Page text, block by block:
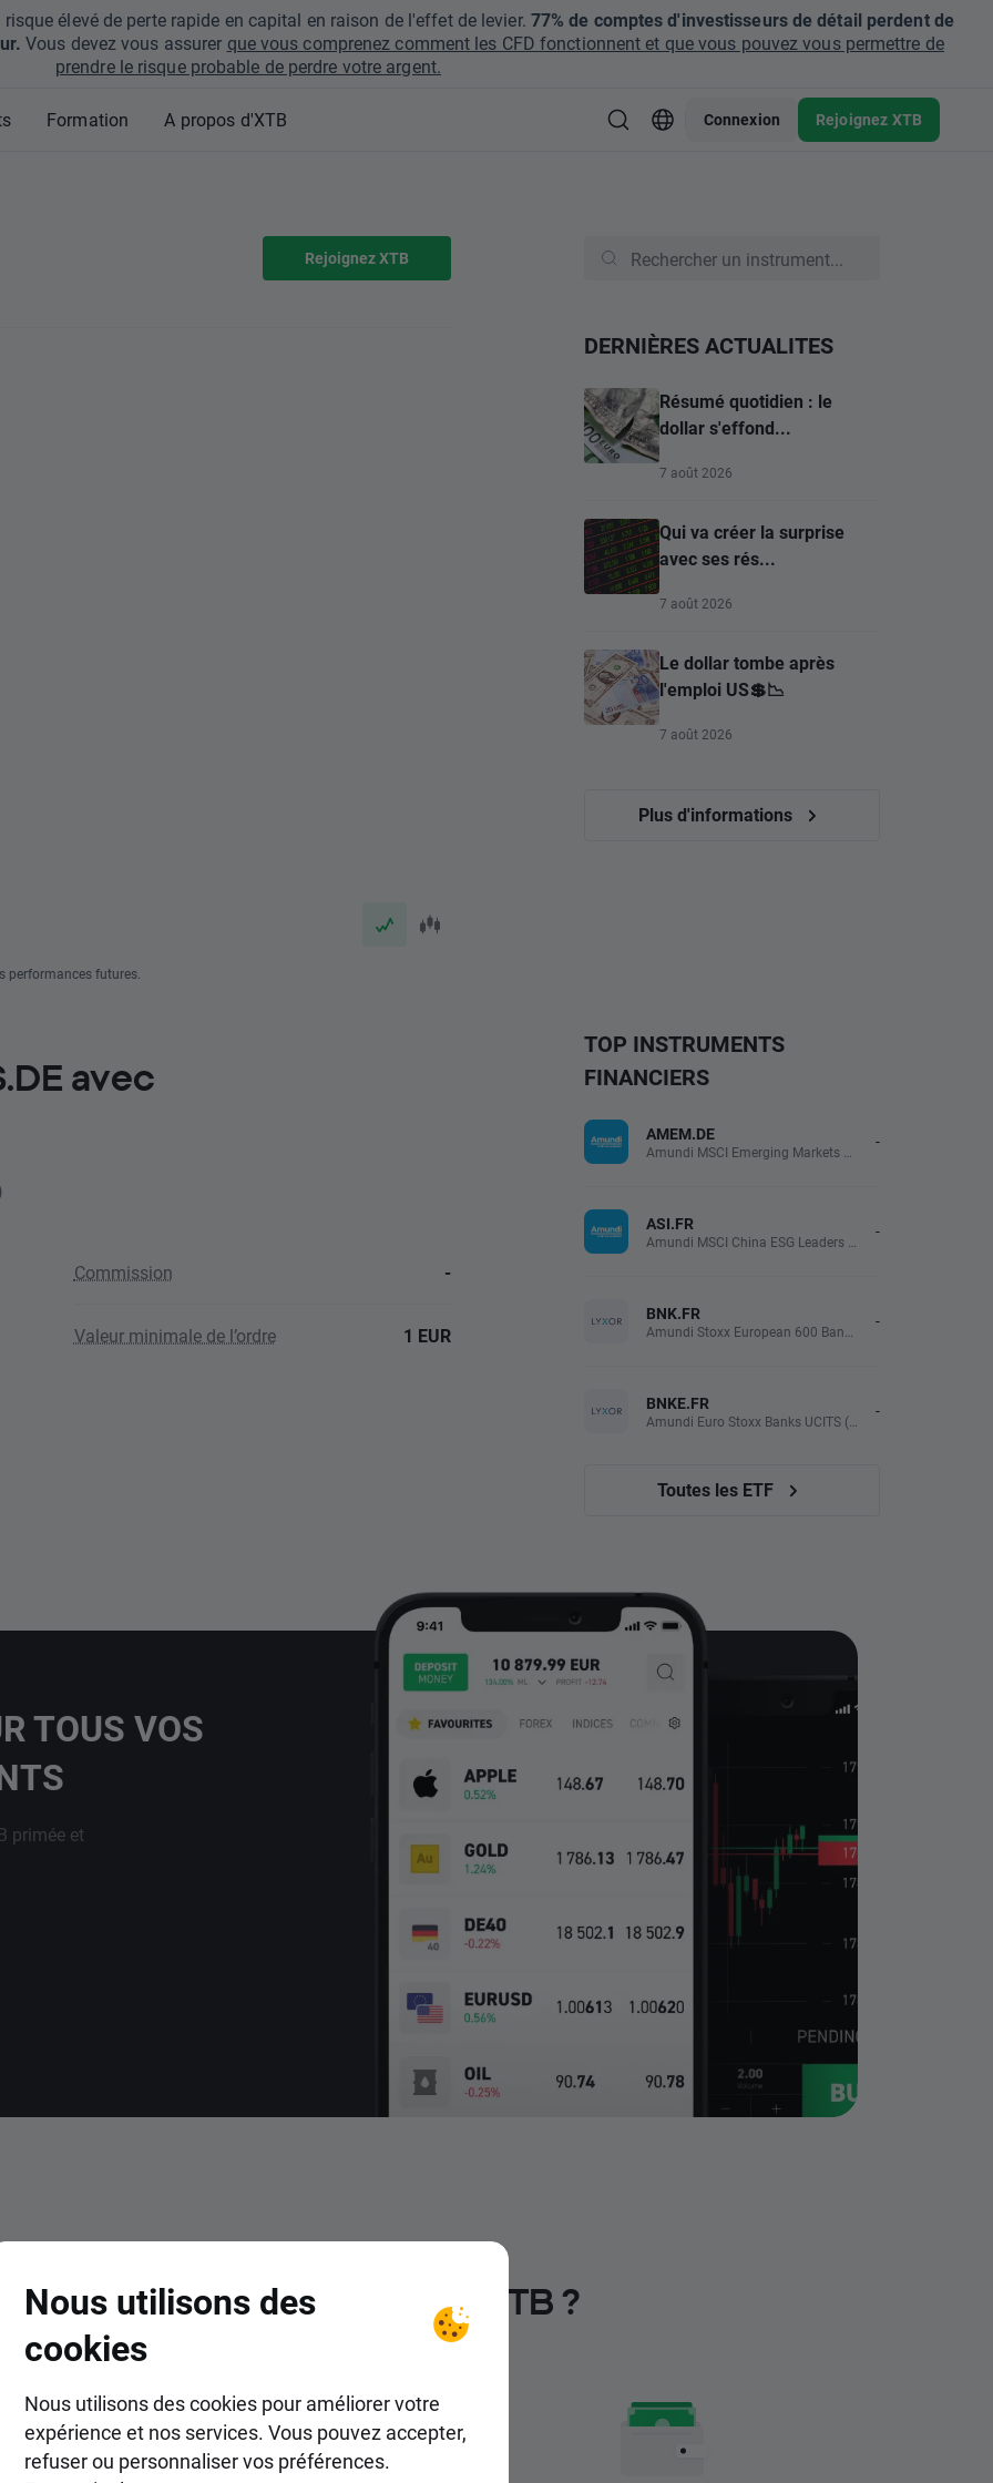
élevé de perte rapide en capital en raison de l'effet de levier. 77% de comptes d'investisseurs de détail perdent de
Vous devez vous assurer que vous comprenez comment les CFD fonctionnent et que vous pouvez vous permettre de
prendre le risque probable de perdre votre argent.
Formation A propos d'XTB Connexion Rejoignez XTB
Rejoignez XTB
performances futures.
DERNIÈRES ACTUALITES
Résumé quotidien : le
dollar s'effond...
7 août 2026
Qui va créer la surprise
avec ses rés...
7 août 2026
Le dollar tombe après
l'emploi US💲📉
7 août 2026
Plus d'informations
avec
Commission -
Valeur minimale de l’ordre 1 EUR
TOP INSTRUMENTS
FINANCIERS
AMEM.DE -
ASI.FR -
BNK.FR -
BNKE.FR -
Toutes les ETF
TOUS VOS
primée et
investir dans ETF chez XTB ?
Nous utilisons des
cookies
Nous utilisons des cookies pour améliorer votre
expérience et nos services. Vous pouvez accepter,
refuser ou personnaliser vos préférences.